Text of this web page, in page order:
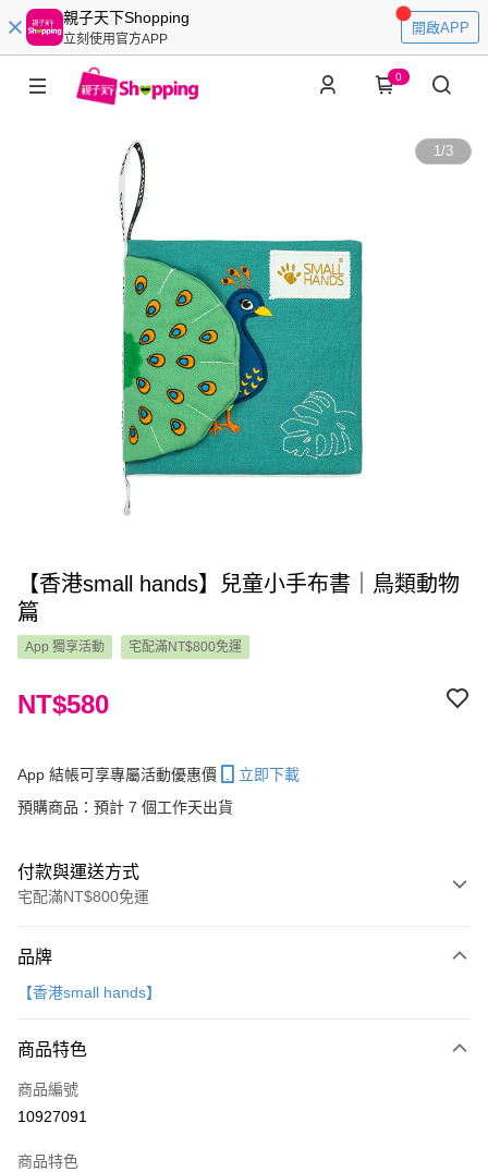
親子天下Shopping
立刻使用官方APP
開啟APP
0
1/3
【香港small hands】兒童小手布書｜鳥類動物
篇
App 獨享活動 宅配滿NT$800免運
NT$580
App 結帳可享專屬活動優惠價
立即下載
預購商品：預計 7 個工作天出貨
付款與運送方式
宅配滿NT$800免運
信用卡一次付款
Apple Pay
大哥付你分期
相關說明
1.本服務由台灣大哥大提供，台灣大哥大用戶可立即使用無須另外申請。
AFTEE先享後付
品牌
【香港small hands】
商品特色
商品編號
10927091
商品特色